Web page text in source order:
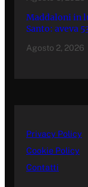
Maddaloni in
Santo: aveva
Agosto 2, 2026
Privacy Policy
Cookie Policy
Contatti